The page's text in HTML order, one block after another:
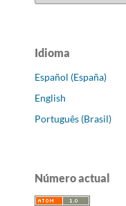
Idioma
Español (España)
English
Português (Brasil)
Número actual